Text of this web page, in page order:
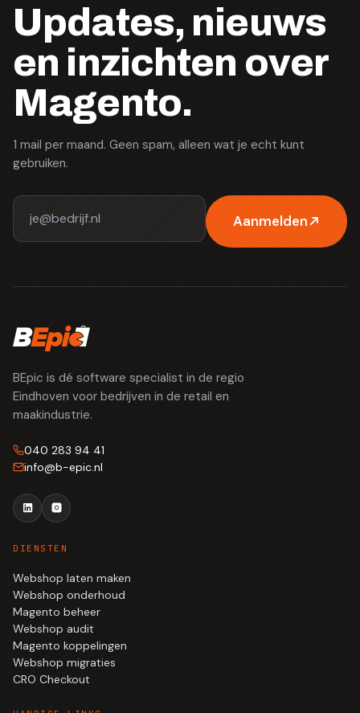
Updates, nieuws
en inzichten over
Magento.
1 mail per maand. Geen spam, alleen wat je echt kunt
gebruiken.
Aanmelden
BEpic is dé software specialist in de regio
Eindhoven voor bedrijven in de retail en
maakindustrie.
040 283 94 41
info@b-epic.nl
DIENSTEN
Webshop laten maken
Webshop onderhoud
Magento beheer
Webshop audit
Magento koppelingen
Webshop migraties
CRO Checkout